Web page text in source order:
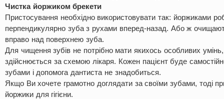
Чистка йоржиком брекети
Пристосування необхідно використовувати так: йоржиками
перпендикулярно зуба з рухами вперед-назад. Або ж
вправо над поверхнею зуба.
Для чищення зубів не потрібно мати якихось особливих
здійснюється за схемою лікаря. Кожен пацієнт буде
зубами і допомога дантиста не знадобиться.
Якщо Ви хочете грамотно доглядати за своїми зубами, тоді
йоржики для гігієни.